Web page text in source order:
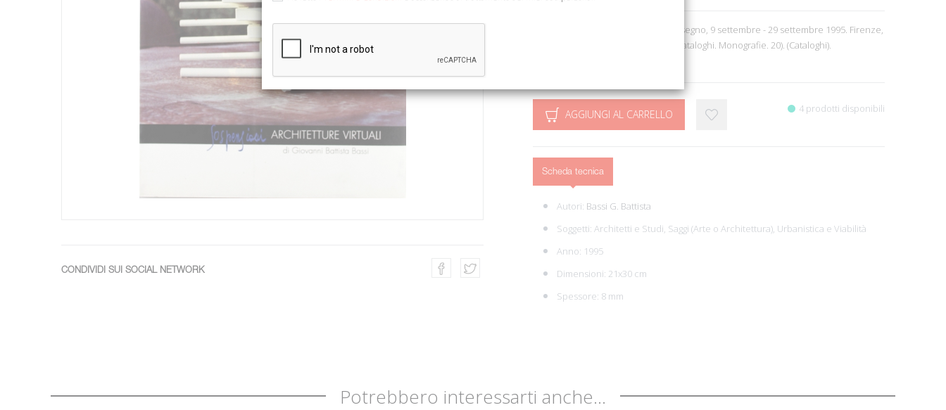
CONDIVIDI SUI SOCIAL NETWORK
Firenze, Accademia delle Arti del Disegno, 9 settembre - 29 settembre 1995. Firenze,
1995; br., pp. 80, ill. col., cm 21x30. (Cataloghi. Monografie. 20). (Cataloghi).
AGGIUNGI AL CARRELLO 4 prodotti disponibili
Scheda tecnica
Autori: Bassi G. Battista
Soggetti: Architetti e Studi, Saggi (Arte o Architettura), Urbanistica e Viabilità
Anno: 1995
Dimensioni: 21x30 cm
Spessore: 8 mm
Potrebbero interessarti anche...